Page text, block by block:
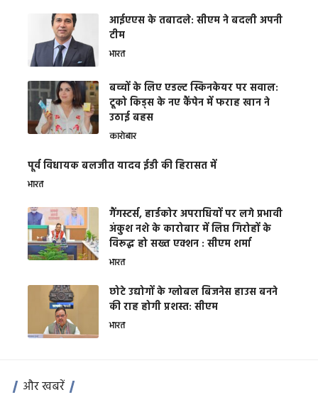
आईएएस के तबादले: सीएम ने बदली अपनी
टीम
भारत
बच्चों के लिए एडल्ट स्किनकेयर पर सवाल:
टूको किड्स के नए कैंपेन में फराह खान ने
उठाई बहस
कारोबार
पूर्व विधायक बलजीत यादव ईडी की हिरासत में
भारत
गैंगस्टर्स, हार्डकोर अपराधियों पर लगे प्रभावी
अंकुश नशे के कारोबार में लिप्त गिरोहों के
विरूद्ध हो सख्त एक्शन : सीएम शर्मा
भारत
छोटे उद्योगों के ग्लोबल बिजनेस हाउस बनने
की राह होगी प्रशस्त: सीएम
भारत
और खबरें